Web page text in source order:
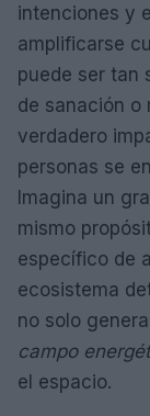
intenciones y
amplificarse
puede ser tan
de sanación o
verdadero
personas se
Imagina un
mismo
específico de
ecosistema
no solo
campo
el espacio.